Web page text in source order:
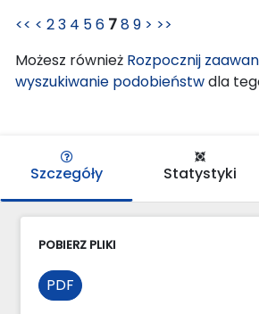
<< < 23 4 56 789 > >>
Możesz również Rozpocznij
wyszukiwanie podobieństwdla
Szczegóły Statystyki
POBIERZ PLIKI
PDF